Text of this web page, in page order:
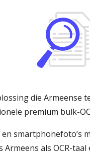
die Armeense
premium bulk-
Armeens als OCR-